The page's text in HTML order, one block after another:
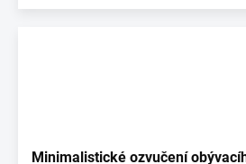
Minimalistické ozvučení